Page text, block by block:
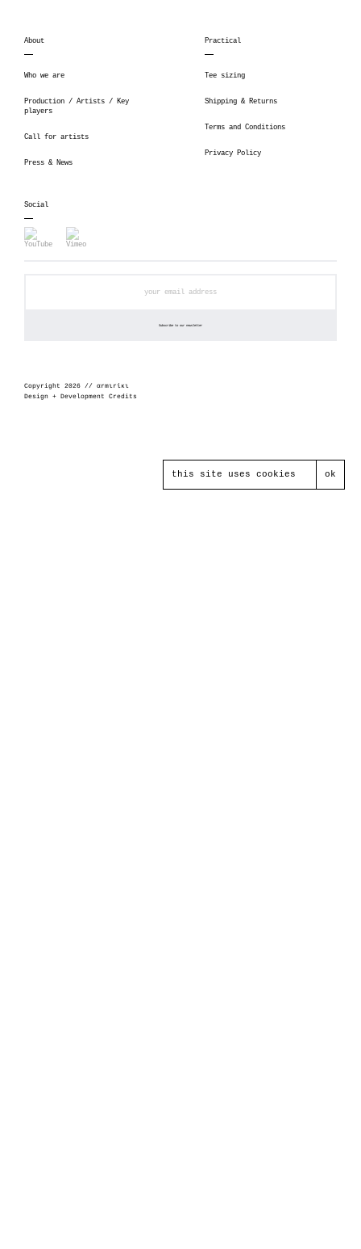
About
Who we are
Production / Artists / Key
players
Call for artists
Press & News
Practical
Tee sizing
Shipping & Returns
Terms and Conditions
Privacy Policy
Social
Copyright 2026 // αrmιrίκι
Design + Development Credits
this site uses cookies ok